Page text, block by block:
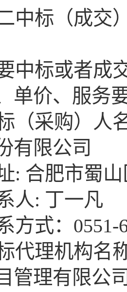
中标（成交
中标或者成
单价、服务
（采购）人
有限公司
: 合肥市蜀
人: 丁一凡
方式：0551-
代理机构名
管理有限公